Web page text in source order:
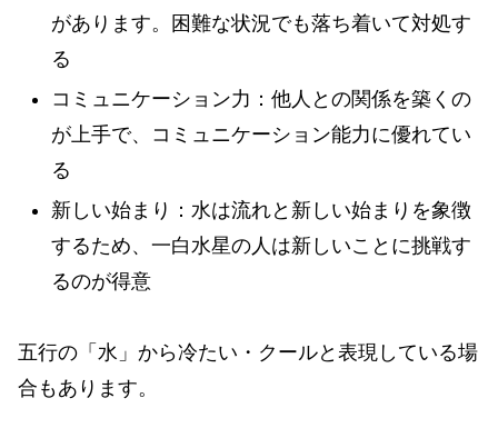
があります。困難な状況でも落ち着いて対処す
る
コミュニケーション力：他人との関係を築くの
が上手で、コミュニケーション能力に優れてい
る
新しい始まり：水は流れと新しい始まりを象徴
するため、一白水星の人は新しいことに挑戦す
るのが得意
五行の「水」から冷たい・クールと表現している場
合もあります。